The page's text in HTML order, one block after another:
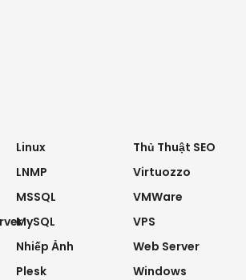
Linux
LNMP
MSSQL
MySQL
Nhiếp Ảnh
Plesk
Thủ Thuật SEO
Virtuozzo
VMWare
VPS
Web Server
Windows